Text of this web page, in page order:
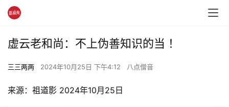
虚云老和尚：不上伪善知识的当 ！
三三两两 2024年10月25日 下午4:12 八点僧音
来源：祖道影 2024年10月25日